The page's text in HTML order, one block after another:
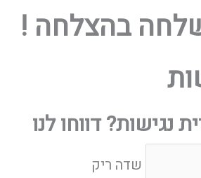
בהצלחה !
נגישות? דווחו לנו
שדה ריק